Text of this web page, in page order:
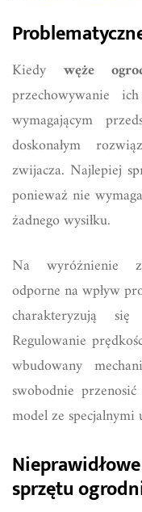
Kiedy węże
przechowywanie
wymagającym
doskonałym
zwijacza. Najlepiej
ponieważ nie
żadnego wysiłku.
Na wyróżnienie
odporne na wpływ
charakteryzują się
Regulowanie
wbudowany
swobodnie
model ze specjalnymi
sprzętu